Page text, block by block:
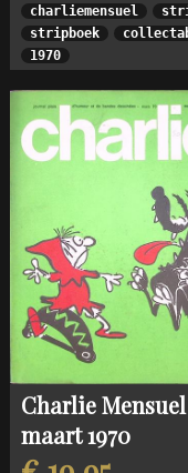
charliemensuel
stripboek
1970
Charlie Mensuel
maart 1970